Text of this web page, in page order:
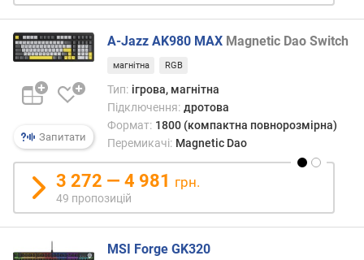
н
т
р
к
я
к
л
а
в
і
Запитати
A-Jazz AK980 MAX Magnetic Dao Switch
магнітна RGB
Тип: ігрова, магнітна
Підключення: дротова
Формат: 1800 (компактна повнорозмірна)
Перемикачі: Magnetic Dao
3 272 — 4 981 грн.
49 пропозицій
MSI Forge GK320